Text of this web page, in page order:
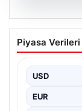
Binlerce
yeni transferi
başladı.…
Piyasa Verileri
USD
EUR